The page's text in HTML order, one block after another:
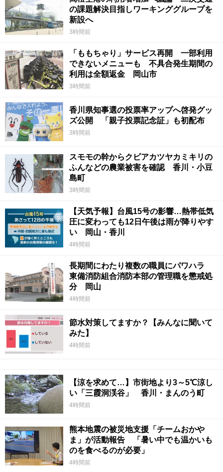
の課題解決目指しワーキンググループを
新設へ
3時間前
「ももちゃり」サービス再開 一部利用
できないメニューも 不具合発生期間の
利用は全額返金 岡山市
3時間前
香川県知事選の投票率アップへ啓発グッ
ズ公開 「親子投票記念証」も初配布
3時間前
スモモの幹からクビアカツヤカミキリの
ふんなどの農業被害を確認 香川・小豆
島町
3時間前
【天気予報】台風15号の影響…熱帯低気
圧に変わっても12日午後は雨が降りやす
い 岡山・香川
4時間前
長期間にわたり複数の職員にパワハラ
東備消防組合消防本部の管理職を懲戒処
分 岡山
4時間前
節水対策してますか？【みんなに聞いて
みた】
4時間前
【涼を求めて…】市街地より3～5℃涼し
い「三霞洞渓谷」 香川・まんのう町
4時間前
熊本地震の被災地支援「チームおかや
ま」が活動報告 「暑い中でも温かいも
のを食べるのが必要」
4時間前